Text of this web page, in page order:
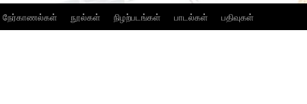
நேர்காணல்கள் நூல்கள் நிழற்படங்கள் பாடல்கள் பதிவுகள்